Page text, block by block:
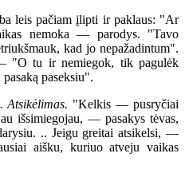
leis pačiam įlipti ir paklaus: "Ar
nemoka — parodys. "Tavo
kad jo nepažadintum".
"O tu ir nemiegok, tik pagulėk
paseksiu".
"Kelkis — pusryčiai
išsimiegojau, — pasakys tėvas,
.. Jeigu greitai atsikelsi, —
aišku, kuriuo atveju vaikas